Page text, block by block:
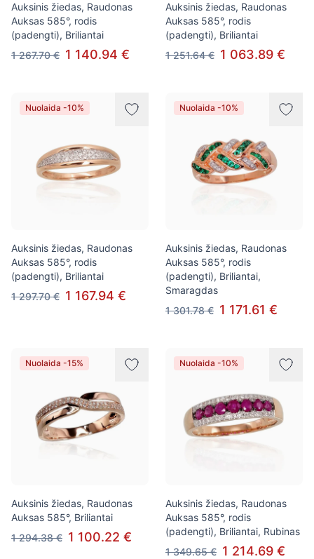
Auksinis žiedas, Raudonas
Auksas 585°, rodis
(padengti), Briliantai
1 267.70 € 1 140.94 €
Auksinis žiedas, Raudonas
Auksas 585°, rodis
(padengti), Briliantai
1 251.64 € 1 063.89 €
Nuolaida -10%
Auksinis žiedas, Raudonas
Auksas 585°, rodis
(padengti), Briliantai
1 297.70 € 1 167.94 €
Nuolaida -10%
Auksinis žiedas, Raudonas
Auksas 585°, rodis
(padengti), Briliantai,
Smaragdas
1 301.78 € 1 171.61 €
Nuolaida -15%
Auksinis žiedas, Raudonas
Auksas 585°, Briliantai
1 294.38 € 1 100.22 €
Nuolaida -10%
Auksinis žiedas, Raudonas
Auksas 585°, rodis
(padengti), Briliantai, Rubinas
1 349.65 € 1 214.69 €